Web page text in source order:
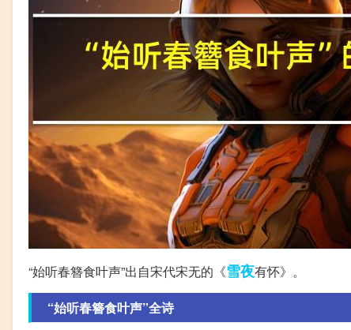
“始听春簪食叶声”出自宋代宋无的《雪夜有怀》。
“始听春簪食叶声”全诗